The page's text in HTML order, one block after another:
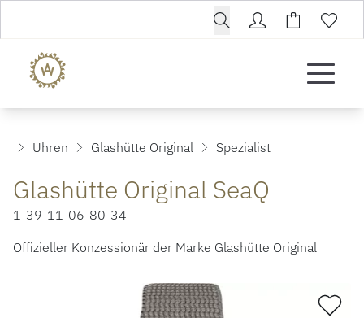
Uhren Glashütte Original Spezialist
Glashütte Original SeaQ
1-39-11-06-80-34
Offizieller Konzessionär der Marke Glashütte Original